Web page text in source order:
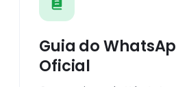
Guia do
Oficial